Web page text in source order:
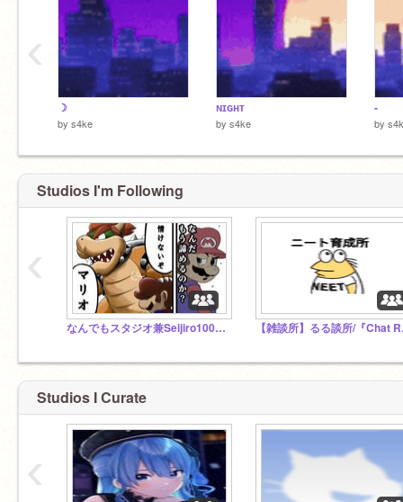
☽
by s4ke
ɴɪɢʜᴛ
by s4ke
-
by
‹
Studios I'm Following
なんでもスタジオ兼Seijiro1003の独り言スタジオ 【
‹
Studios I Curate
‹